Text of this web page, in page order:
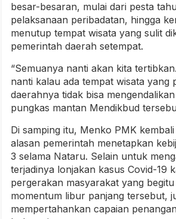
besar-besaran, mulai dari pesta
pelaksanaan peribadatan, hingga
menutup tempat wisata yang sulit
pemerintah daerah setempat.
“Semuanya nanti akan kita
nanti kalau ada tempat wisata yang
daerahnya tidak bisa
pungkas mantan Mendikbud
Di samping itu, Menko PMK
alasan pemerintah menetapkan
3 selama Nataru. Selain untuk
terjadinya lonjakan kasus Covid-19
pergerakan masyarakat yang
momentum libur panjang tersebut,
mempertahankan capaian